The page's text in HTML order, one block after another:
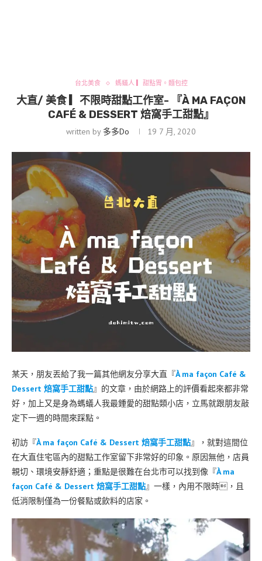
台北美食 螞蟻人 ▎甜點胃。麵包控
大直/ 美食 ▎不限時甜點工作室- 『À MA FAÇON
CAFÉ & DESSERT 焙窩手工甜點』
written by 多多Do 19 7 月, 2020
某天，朋友丟給了我一篇其他網友分享大直『À ma façon Café &
Dessert 焙窩手工甜點』的文章，由於網路上的評價看起來都非常
好，加上又是身為螞蟻人我最鍾愛的甜點類小店，立馬就跟朋友敲
定下一週的時間來踩點。
初訪『À ma façon Café & Dessert 焙窩手工甜點』，就對這間位
在大直住宅區內的甜點工作室留下非常好的印象。原因無他，店員
親切、環境安靜舒適；重點是很難在台北市可以找到像『À ma
façon Café & Dessert 焙窩手工甜點』一樣，內用不限時，且
低消限制僅為一份餐點或飲料的店家。